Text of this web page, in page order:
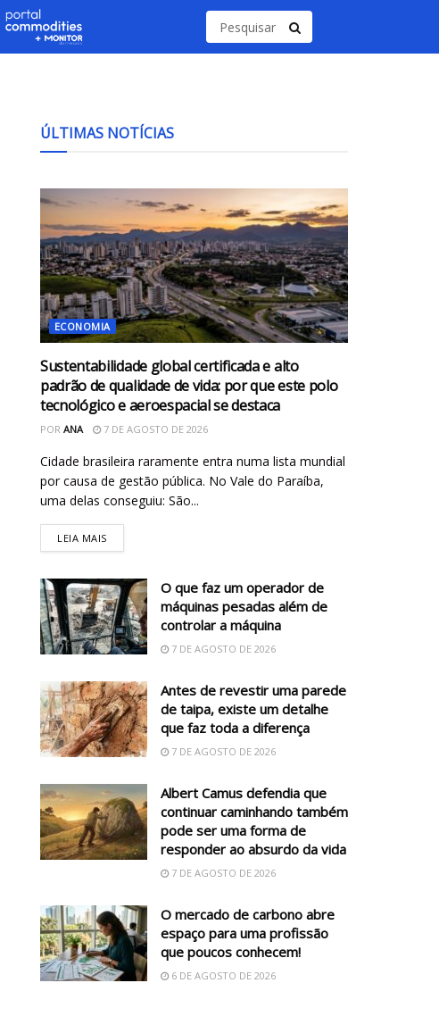
ÚLTIMAS NOTÍCIAS
ECONOMIA
Sustentabilidade global certificada e alto
padrão de qualidade de vida: por que este polo
tecnológico e aeroespacial se destaca
POR ANA 7 DE AGOSTO DE 2026
Cidade brasileira raramente entra numa lista mundial
por causa de gestão pública. No Vale do Paraíba,
uma delas conseguiu: São...
LEIA MAIS
O que faz um operador de
máquinas pesadas além de
controlar a máquina
7 DE AGOSTO DE 2026
Antes de revestir uma parede
de taipa, existe um detalhe
que faz toda a diferença
7 DE AGOSTO DE 2026
Albert Camus defendia que
continuar caminhando também
pode ser uma forma de
responder ao absurdo da vida
7 DE AGOSTO DE 2026
O mercado de carbono abre
espaço para uma profissão
que poucos conhecem!
6 DE AGOSTO DE 2026